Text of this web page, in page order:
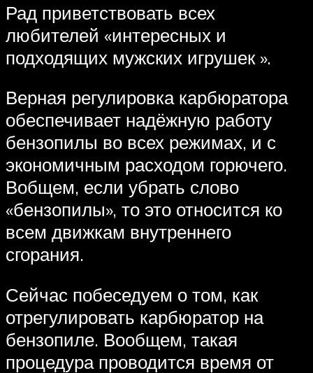
Рад приветствовать всех
любителей «интересных и
подходящих мужских игрушек ».
Верная регулировка карбюратора
обеспечивает надёжную работу
бензопилы во всех режимах, и с
экономичным расходом горючего.
Вобщем, если убрать слово
«бензопилы», то это относится ко
всем движкам внутреннего
сгорания.
Сейчас побеседуем о том, как
отрегулировать карбюратор на
бензопиле. Вообщем, такая
процедура проводится время от